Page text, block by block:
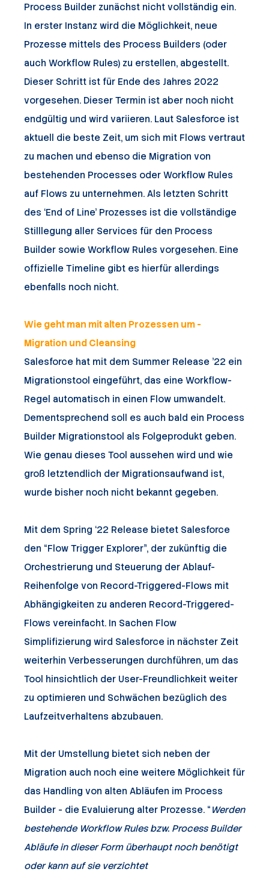
Process Builder zunächst nicht vollständig ein.
In erster Instanz wird die Möglichkeit, neue
Prozesse mittels des Process Builders (oder
auch Workflow Rules) zu erstellen, abgestellt.
Dieser Schritt ist für Ende des Jahres 2022
vorgesehen. Dieser Termin ist aber noch nicht
endgültig und wird variieren. Laut Salesforce ist
aktuell die beste Zeit, um sich mit Flows vertraut
zu machen und ebenso die Migration von
bestehenden Processes oder Workflow Rules
auf Flows zu unternehmen. Als letzten Schritt
des ‘End of Line’ Prozesses ist die vollständige
Stilllegung aller Services für den Process
Builder sowie Workflow Rules vorgesehen. Eine
offizielle Timeline gibt es hierfür allerdings
ebenfalls noch nicht.
Wie geht man mit alten Prozessen um -
Migration und Cleansing
Salesforce hat mit dem Summer Release ’22 ein
Migrationstool eingeführt, das eine Workflow-
Regel automatisch in einen Flow umwandelt.
Dementsprechend soll es auch bald ein Process
Builder Migrationstool als Folgeprodukt geben.
Wie genau dieses Tool aussehen wird und wie
groß letztendlich der Migrationsaufwand ist,
wurde bisher noch nicht bekannt gegeben.
Mit dem Spring ‘22 Release bietet Salesforce
den “Flow Trigger Explorer”, der zukünftig die
Orchestrierung und Steuerung der Ablauf-
Reihenfolge von Record-Triggered-Flows mit
Abhängigkeiten zu anderen Record-Triggered-
Flows vereinfacht. In Sachen Flow
Simplifizierung wird Salesforce in nächster Zeit
weiterhin Verbesserungen durchführen, um das
Tool hinsichtlich der User-Freundlichkeit weiter
zu optimieren und Schwächen bezüglich des
Laufzeitverhaltens abzubauen.
Mit der Umstellung bietet sich neben der
Migration auch noch eine weitere Möglichkeit für
das Handling von alten Abläufen im Process
Builder - die Evaluierung alter Prozesse. “ Werden
bestehende Workflow Rules bzw. Process Builder
Abläufe in dieser Form überhaupt noch benötigt
oder kann auf sie verzichtet